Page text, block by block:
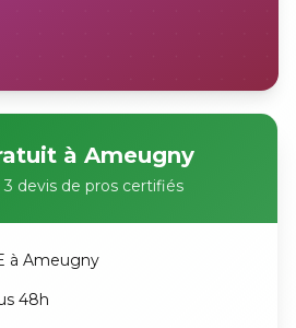
à Ameugny
devis de pros certifiés
à Ameugny
48h